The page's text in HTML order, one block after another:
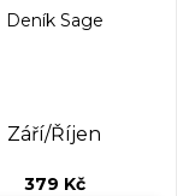
Deník Sage
Září/Říjen
379 Kč